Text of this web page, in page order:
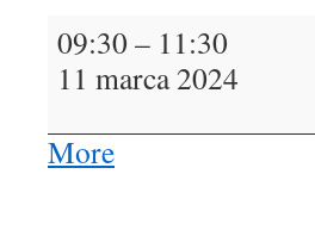
Zebranie
naukowe
KGiSI
Anna
Zmarz
09:30– 11:30
11 marca 2024
Moreabout
{title}